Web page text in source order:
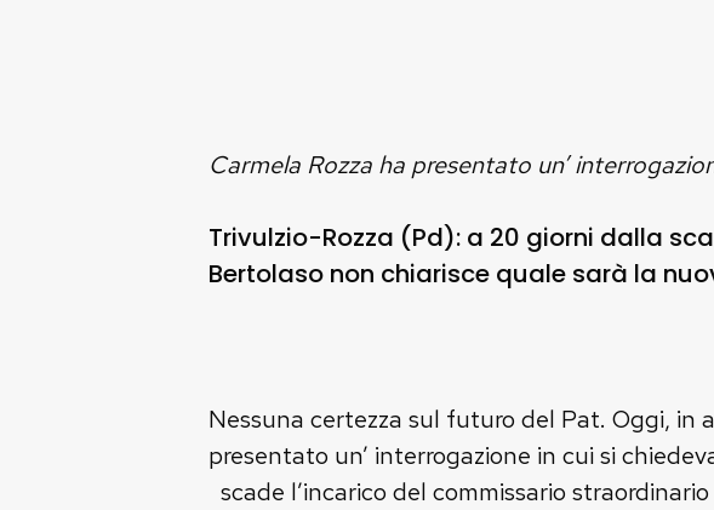
Carmela Rozza ha presentato un’
Trivulzio-Rozza (Pd): a 20 giorni dalla
Bertolaso non chiarisce quale sarà la
Nessuna certezza sul futuro del Pat. Oggi, in
presentato un’ interrogazione in cui si
scade l’incarico del commissario